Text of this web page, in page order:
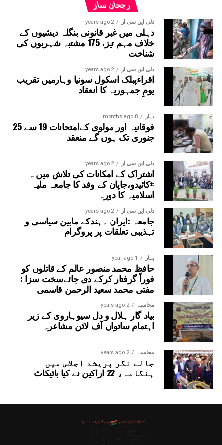
ہے۔اس لائن پر آٹھ اسٹیشن بنائے جائیں گے۔ ان میں
سیکٹر-97، سیکٹر-105، سیکٹر-108، سیکٹر-93، اور پنچشیل
بوائز انٹر کالج شامل ہوں گے۔
رجحان ساز
دلی این سی آر 2 years ago
دہلی میں غیر قانونی بنگلہ دیشیوں کے
خلاف مہم تیز، 175 مشتبہ شہریوں کی
شناخت
دلی این سی آر 2 years ago
اقراءپبلک اسکول سونیا وہارمیں تقریب
یومِ جمہوریہ کا انعقاد
بہار 8 months ago
فوقانیہ اور مولوی کےامتحانات 19 سے 25
جنوری تک ہوں گے منعقد
دلی این سی آر 2 years ago
اشتراک کے امکانات کی تلاش میں ہ
±کائیدو،جاپان کے وفد کا جامعہ ملیہ
اسلامیہ کا دورہ
دلی این سی آر 2 years ago
جامعہ :ایران ۔ہندکے مابین سیاسی و
تہذیبی تعلقات پر پروگرام
بہار 1 year ago
حافظ محمد منصور عالم کے قاتلوں کو
فوراً گرفتار کرکے دی جائےسخت سزا :
مفتی محمد سعید الرحمن قاسمی
محاسبہ 2 years ago
بیاد گار ہلال و دل سیوہاروی کے زیر
اہتمام ساتواں آف لائن مشاعرہ
محاسبہ 2 years ago
جالے نگر پریشد اجلاس میں
ہنگامہ، 22 اراکین نے کیا بائیکاٹ